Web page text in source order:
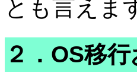
とも言えま
２．OS移